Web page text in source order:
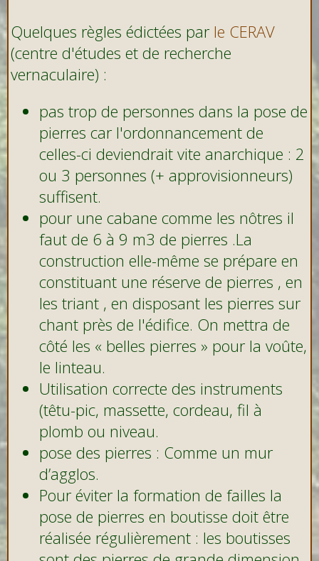
Quelques règles édictées par le CERAV
(centre d'études et de recherche
vernaculaire) :
pas trop de personnes dans la pose de
pierres car l'ordonnancement de
celles-ci deviendrait vite anarchique : 2
ou 3 personnes (+ approvisionneurs)
suffisent.
pour une cabane comme les nôtres il
faut de 6 à 9 m3 de pierres .La
construction elle-même se prépare en
constituant une réserve de pierres , en
les triant , en disposant les pierres sur
chant près de l'édifice. On mettra de
côté les « belles pierres » pour la voûte,
le linteau.
Utilisation correcte des instruments
(têtu-pic, massette, cordeau, fil à
plomb ou niveau.
pose des pierres : Comme un mur
d’agglos.
Pour éviter la formation de failles la
pose de pierres en boutisse doit être
réalisée régulièrement : les boutisses